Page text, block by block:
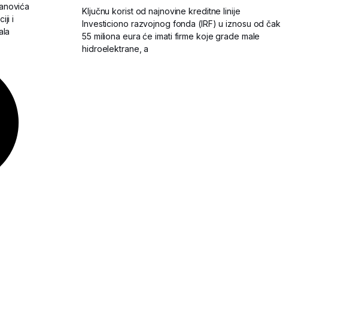
i
Ključnu korist od najnovine kreditne linije
Investiciono razvojnog fonda (IRF) u iznosu od čak
55 miliona eura će imati firme koje grade male
hidroelektrane, a